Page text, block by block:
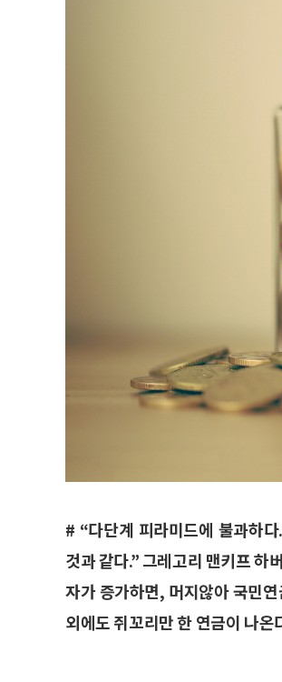
# “다단계 피라미드에 불과하
것과 같다.” 그레고리 맨키프 하
자가 증가하면, 머지않아 국민
외에도 쥐꼬리만 한 연금이 나온